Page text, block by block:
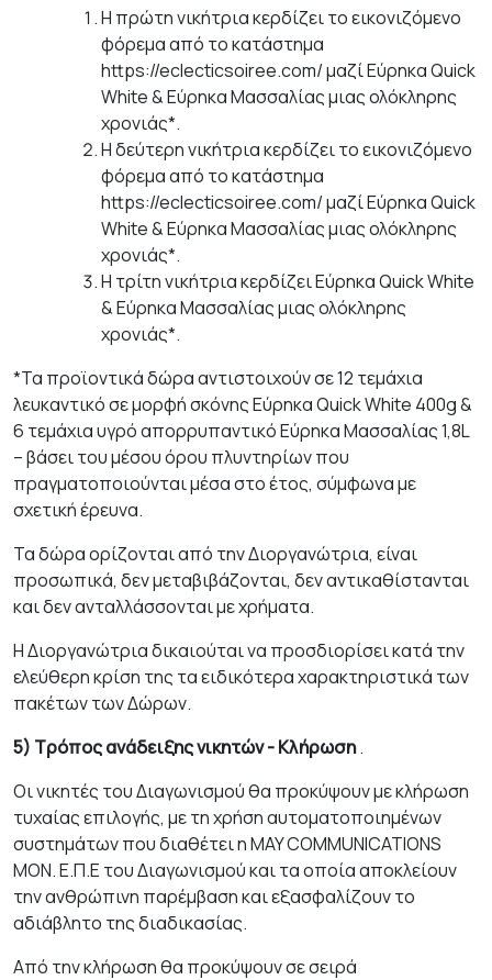
Η πρώτη νικήτρια κερδίζει το εικονιζόμενο
φόρεμα από το κατάστημα
https://eclecticsoiree.com/ μαζί Εύρηκα Quick
White & Εύρηκα Μασσαλίας μιας ολόκληρης
χρονιάς*.
Η δεύτερη νικήτρια κερδίζει το εικονιζόμενο
φόρεμα από το κατάστημα
https://eclecticsoiree.com/ μαζί Εύρηκα Quick
White & Εύρηκα Μασσαλίας μιας ολόκληρης
χρονιάς*.
Η τρίτη νικήτρια κερδίζει Εύρηκα Quick White
& Εύρηκα Μασσαλίας μιας ολόκληρης
χρονιάς*.
*Τα προϊοντικά δώρα αντιστοιχούν σε 12 τεμάχια
λευκαντικό σε μορφή σκόνης Εύρηκα Quick White 400g &
6 τεμάχια υγρό απορρυπαντικό Εύρηκα Μασσαλίας 1,8L
– βάσει του μέσου όρου πλυντηρίων που
πραγματοποιούνται μέσα στο έτος, σύμφωνα με
σχετική έρευνα.
Τα δώρα ορίζονται από την Διοργανώτρια, είναι
προσωπικά, δεν μεταβιβάζονται, δεν αντικαθίστανται
και δεν ανταλλάσσονται με χρήματα.
Η Διοργανώτρια δικαιούται να προσδιορίσει κατά την
ελεύθερη κρίση της τα ειδικότερα χαρακτηριστικά των
πακέτων των Δώρων.
5) Τρόπος ανάδειξης νικητών - Κλήρωση.
Οι νικητές του Διαγωνισμού θα προκύψουν με κλήρωση
τυχαίας επιλογής, με τη χρήση αυτοματοποιημένων
συστημάτων που διαθέτει η MAY COMMUNICATIONS
ΜΟΝ. Ε.Π.Ε του Διαγωνισμού και τα οποία αποκλείουν
την ανθρώπινη παρέμβαση και εξασφαλίζουν το
αδιάβλητο της διαδικασίας.
Από την κλήρωση θα προκύψουν σε σειρά